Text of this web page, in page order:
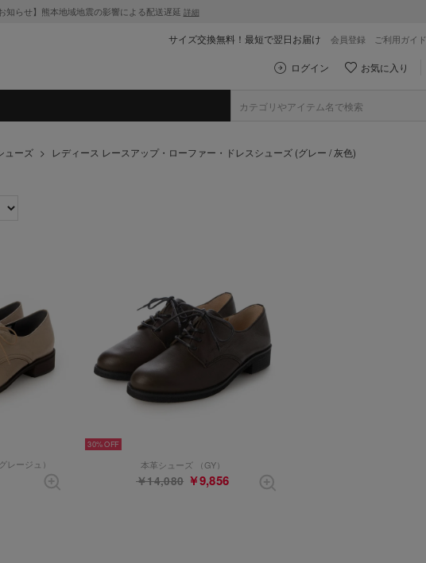
お知らせ】熊本地域地震の影響による配送遅延 詳細
サイズ交換無料！最短で翌日お届け 会員登録 ご利用ガイド
ログイン お気に入り
ューズ > レディース レースアップ・ローファー・ドレスシューズ (グレー / 灰色)
レージュ）
30%
本革シューズ （GY）
￥14,080 ￥9,856